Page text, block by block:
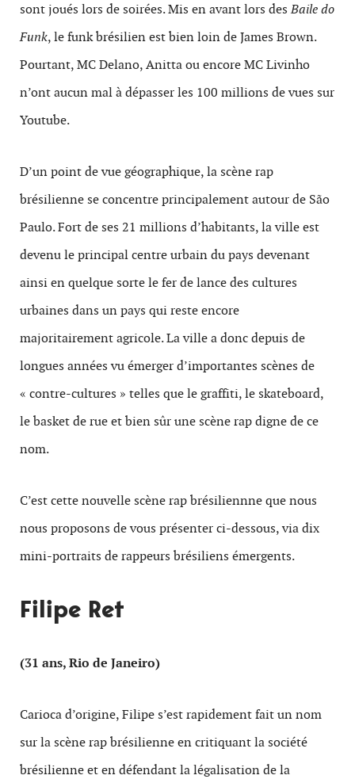
sont joués lors de soirées. Mis en avant lors desBaile do
Funk, le funk brésilien est bien loin de James Brown.
Pourtant, MC Delano, Anitta ou encore MC Livinho
n’ont aucun mal à dépasser les 100 millions de vues sur
Youtube.
D’un point de vue géographique, la scène rap
brésilienne se concentre principalement autour de São
Paulo. Fort de ses 21 millions d’habitants, la ville est
devenu le principal centre urbain du pays devenant
ainsi en quelque sorte le fer de lance des cultures
urbaines dans un pays qui reste encore
majoritairement agricole. La ville a donc depuis de
longues années vu émerger d’importantes scènes de
« contre-cultures » telles que le graffiti, le skateboard,
le basket de rue et bien sûr une scène rap digne de ce
nom.
C’est cette nouvelle scène rap brésiliennne que nous
nous proposons de vous présenter ci-dessous, via dix
mini-portraits de rappeurs brésiliens émergents.
Filipe Ret
(31 ans, Rio de Janeiro)
Carioca d’origine, Filipe s’est rapidement fait un nom
sur la scène rap brésilienne en critiquant la société
brésilienne et en défendant la légalisation de la